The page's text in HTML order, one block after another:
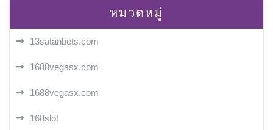
หมวดหมู่
13satanbets.com
1688vegasx.com
1688vegasx.com
168slot